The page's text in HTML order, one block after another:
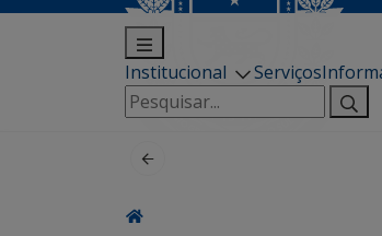
Institucional Serviços
Pesquisar
por: